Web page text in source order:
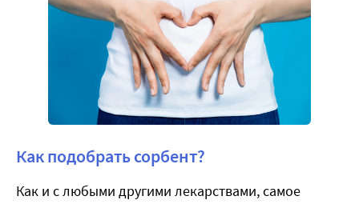
Как подобрать сорбент?
Как и с любыми другими лекарствами, самое